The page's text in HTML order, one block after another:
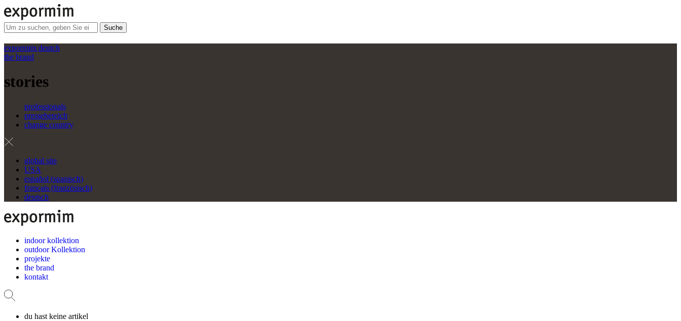
Suche
expormim deutch
the brand
stories
professionals
pressebereich
change country
global site
USA
español (spanisch)
français (französisch)
deutsch
indoor kollektion
outdoor Kollektion
projekte
the brand
kontakt
du hast keine artikel